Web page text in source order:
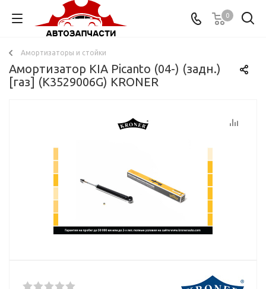
0
Амортизаторы и стойки
Амортизатор KIA Picanto (04-) (задн.)
[газ] (K3529006G) KRONER